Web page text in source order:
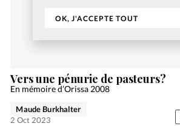
OK, J'ACCEPTE TOUT
Vers une pénurie de pasteurs?
En mémoire d’Orissa 2008
Maude Burkhalter
2 Oct 2023